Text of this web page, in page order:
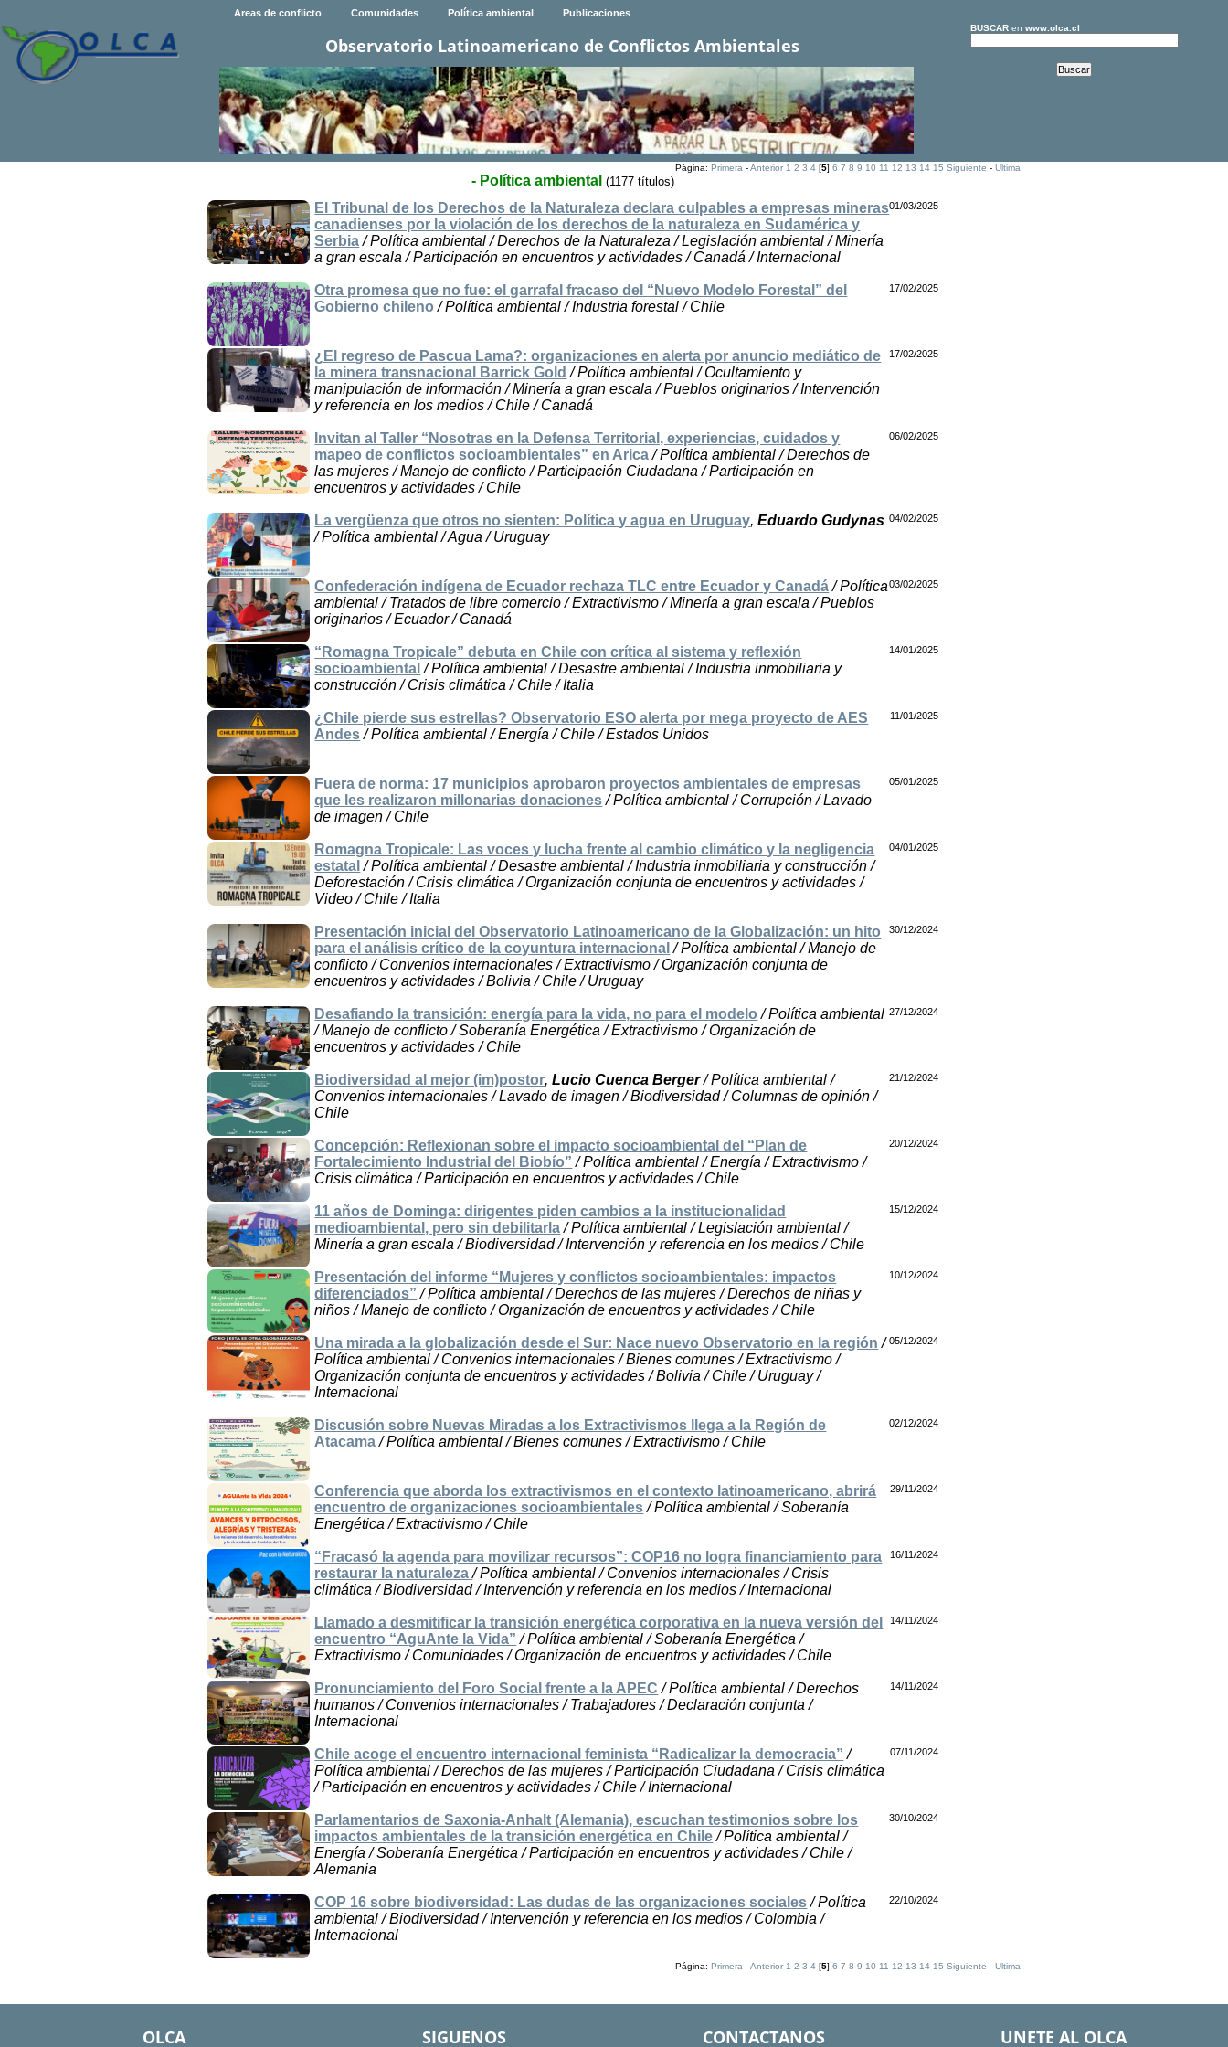
Areas de conflicto Comunidades Política ambiental Publicaciones
Observatorio Latinoamericano de Conflictos Ambientales
BUSCARen www.olca.cl
Página: Primera-Anterior 1 2 3 4[5] 6 7 8 9 10 11 12 13 14 15 Siguiente - Ultima
- Política ambiental (1177 títulos)
El Tribunal de los Derechos de la Naturaleza declara culpables a empresas mineras
canadienses por la violación de los derechos de la naturaleza en Sudamérica y
Serbia/ Política ambiental / Derechos de la Naturaleza / Legislación ambiental / Minería
a gran escala / Participación en encuentros y actividades / Canadá / Internacional
01/03/2025
Otra promesa que no fue: el garrafal fracaso del “Nuevo Modelo Forestal” del
Gobierno chileno / Política ambiental / Industria forestal / Chile
17/02/2025
¿El regreso de Pascua Lama?: organizaciones en alerta por anuncio mediático de
la minera transnacional Barrick Gold / Política ambiental / Ocultamiento y
manipulación de información / Minería a gran escala / Pueblos originarios / Intervención
y referencia en los medios / Chile / Canadá
17/02/2025
Invitan al Taller “Nosotras en la Defensa Territorial, experiencias, cuidados y
mapeo de conflictos socioambientales” en Arica/ Política ambiental / Derechos de
las mujeres / Manejo de conflicto / Participación Ciudadana / Participación en
encuentros y actividades / Chile
06/02/2025
La vergüenza que otros no sienten: Política y agua en Uruguay,Eduardo Gudynas
/ Política ambiental / Agua / Uruguay
04/02/2025
Confederación indígena de Ecuador rechaza TLC entre Ecuador y Canadá/ Política
ambiental / Tratados de libre comercio / Extractivismo / Minería a gran escala / Pueblos
originarios / Ecuador / Canadá
03/02/2025
“Romagna Tropicale” debuta en Chile con crítica al sistema y reflexión
socioambiental / Política ambiental / Desastre ambiental / Industria inmobiliaria y
construcción / Crisis climática / Chile / Italia
14/01/2025
¿Chile pierde sus estrellas? Observatorio ESO alerta por mega proyecto de AES
Andes/ Política ambiental / Energía / Chile / Estados Unidos
11/01/2025
Fuera de norma: 17 municipios aprobaron proyectos ambientales de empresas
que les realizaron millonarias donaciones/ Política ambiental / Corrupción / Lavado
de imagen / Chile
05/01/2025
Romagna Tropicale: Las voces y lucha frente al cambio climático y la negligencia
estatal / Política ambiental / Desastre ambiental / Industria inmobiliaria y construcción /
Deforestación / Crisis climática / Organización conjunta de encuentros y actividades /
Video / Chile / Italia
04/01/2025
Presentación inicial del Observatorio Latinoamericano de la Globalización: un hito
para el análisis crítico de la coyuntura internacional / Política ambiental / Manejo de
conflicto / Convenios internacionales / Extractivismo / Organización conjunta de
encuentros y actividades / Bolivia / Chile / Uruguay
30/12/2024
Desafiando la transición: energía para la vida, no para el modelo / Política ambiental
/ Manejo de conflicto / Soberanía Energética / Extractivismo / Organización de
encuentros y actividades / Chile
27/12/2024
Biodiversidad al mejor (im)postor,Lucio Cuenca Berger/ Política ambiental /
Convenios internacionales / Lavado de imagen / Biodiversidad / Columnas de opinión /
Chile
21/12/2024
Concepción: Reflexionan sobre el impacto socioambiental del “Plan de
Fortalecimiento Industrial del Biobío” / Política ambiental / Energía / Extractivismo /
Crisis climática / Participación en encuentros y actividades / Chile
20/12/2024
11 años de Dominga: dirigentes piden cambios a la institucionalidad
medioambiental, pero sin debilitarla/ Política ambiental / Legislación ambiental /
Minería a gran escala / Biodiversidad / Intervención y referencia en los medios / Chile
15/12/2024
Presentación del informe “Mujeres y conflictos socioambientales: impactos
diferenciados” / Política ambiental / Derechos de las mujeres / Derechos de niñas y
niños / Manejo de conflicto / Organización de encuentros y actividades / Chile
10/12/2024
Una mirada a la globalización desde el Sur: Nace nuevo Observatorio en la región /
Política ambiental / Convenios internacionales / Bienes comunes / Extractivismo /
Organización conjunta de encuentros y actividades / Bolivia / Chile / Uruguay /
Internacional
05/12/2024
Discusión sobre Nuevas Miradas a los Extractivismos llega a la Región de
Atacama/ Política ambiental / Bienes comunes / Extractivismo / Chile
02/12/2024
Conferencia que aborda los extractivismos en el contexto latinoamericano, abrirá
encuentro de organizaciones socioambientales/ Política ambiental / Soberanía
Energética / Extractivismo / Chile
29/11/2024
“Fracasó la agenda para movilizar recursos”: COP16 no logra financiamiento para
restaurar la naturaleza/ Política ambiental / Convenios internacionales / Crisis
climática / Biodiversidad / Intervención y referencia en los medios / Internacional
16/11/2024
Llamado a desmitificar la transición energética corporativa en la nueva versión del
encuentro “AguAnte la Vida” / Política ambiental / Soberanía Energética /
Extractivismo / Comunidades / Organización de encuentros y actividades / Chile
14/11/2024
Pronunciamiento del Foro Social frente a la APEC / Política ambiental / Derechos
humanos / Convenios internacionales / Trabajadores / Declaración conjunta /
Internacional
14/11/2024
Chile acoge el encuentro internacional feminista “Radicalizar la democracia” /
Política ambiental / Derechos de las mujeres / Participación Ciudadana / Crisis climática
/ Participación en encuentros y actividades / Chile / Internacional
07/11/2024
Parlamentarios de Saxonia-Anhalt (Alemania), escuchan testimonios sobre los
impactos ambientales de la transición energética en Chile/ Política ambiental /
Energía / Soberanía Energética / Participación en encuentros y actividades / Chile /
Alemania
30/10/2024
COP 16 sobre biodiversidad: Las dudas de las organizaciones sociales/ Política
ambiental / Biodiversidad / Intervención y referencia en los medios / Colombia /
Internacional
22/10/2024
Página: Primera-Anterior 1 2 3 4[5] 6 7 8 9 10 11 12 13 14 15 Siguiente - Ultima
OLCA SIGUENOS CONTACTANOS UNETE AL OLCA